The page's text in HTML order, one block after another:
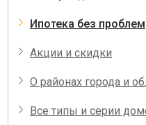
Ипотека без проблем
Акции и скидки
О районах города и
Все типы и серии